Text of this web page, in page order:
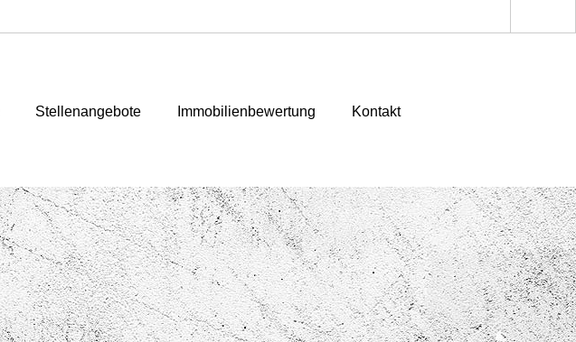
Stellenangebote Immobilienbewertung Kontakt